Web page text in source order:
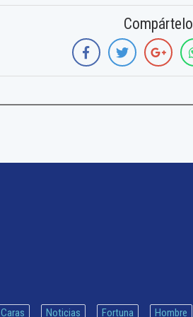
Compártelo
Caras Noticias Fortuna Hombre